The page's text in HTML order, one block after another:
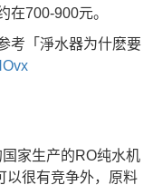
在700-900元。
考「淨水器为什麽要
家生产的RO纯水机
很有竞争外，原料